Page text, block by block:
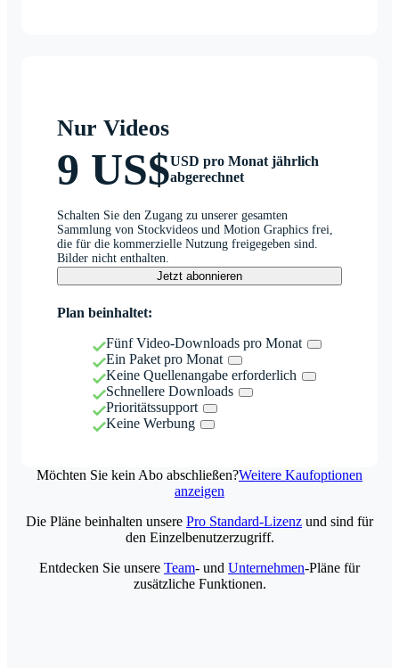
Nur Videos
9 US$USD pro Monat jährlich
abgerechnet
Schalten Sie den Zugang zu unserer gesamten
Sammlung von Stockvideos und Motion Graphics frei,
die für die kommerzielle Nutzung freigegeben sind.
Bilder nicht enthalten.
Jetzt abonnieren
Plan beinhaltet:
Fünf Video-Downloads pro Monat
Ein Paket pro Monat
Keine Quellenangabe erforderlich
Schnellere Downloads
Prioritätssupport
Keine Werbung
Möchten Sie kein Abo abschließen?Weitere Kaufoptionen
anzeigen
Die Pläne beinhalten unsere Pro Standard-Lizenz und sind für
den Einzelbenutzerzugriff.
Entdecken Sie unsere Team- und Unternehmen-Pläne für
zusätzliche Funktionen.